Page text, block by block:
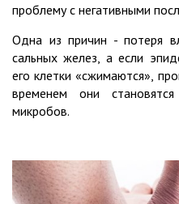
проблему с негативными
Одна из причин - потеря
сальных желез, а если
его клетки «сжимаются»,
временем они
микробов.